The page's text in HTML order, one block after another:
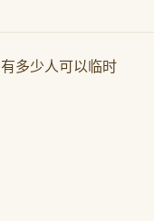
有多少人可以临时